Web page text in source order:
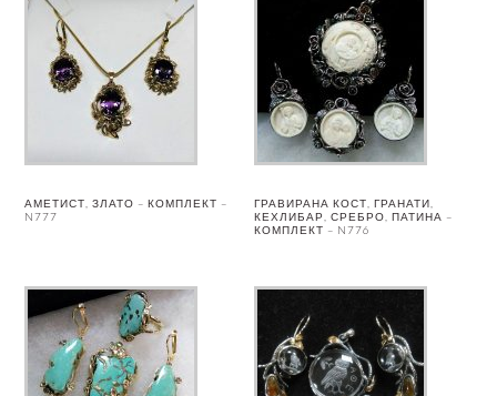
АМЕТИСТ, ЗЛАТО – КОМПЛЕКТ –
N777
ГРАВИРАНА КОСТ, ГРАНАТИ,
КЕХЛИБАР, СРЕБРО, ПАТИНА –
КОМПЛЕКТ – N776